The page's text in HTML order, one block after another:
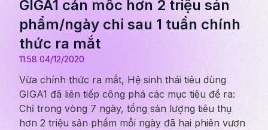
GIGA1 cán mốc hơn 2 triệu sản
phẩm/ngày chỉ sau 1 tuần chính
thức ra mắt
11:58 04/12/2020
Vừa chính thức ra mắt, Hệ sinh thái tiêu dùng
GIGA1 đã liên tiếp công phá các mục tiêu đề ra:
Chỉ trong vòng 7 ngày, tổng sản lượng tiêu thụ
hơn 2 triệu sản phẩm mỗi ngày đã hai phiên vươn